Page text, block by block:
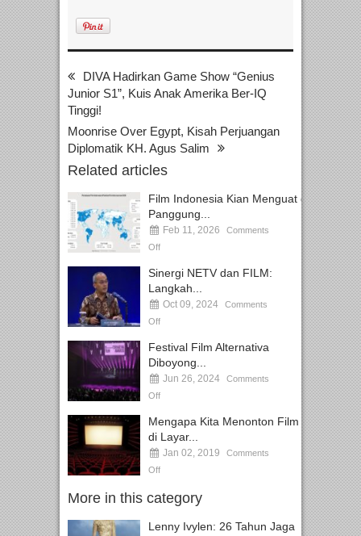
DIVA Hadirkan Game Show “Genius
Junior S1”, Kuis Anak Amerika Ber-IQ
Tinggi!
Moonrise Over Egypt, Kisah Perjuangan
Diplomatik KH. Agus Salim
Related articles
Film Indonesia Kian Menguat di
Panggung...
Feb 11, 2026
Comments
Off
Sinergi NETV dan FILM:
Langkah...
Oct 09, 2024
Comments
Off
Festival Film Alternativa
Diboyong...
Jun 26, 2024
Comments
Off
Mengapa Kita Menonton Film
di Layar...
Jan 02, 2019
Comments
Off
More in this category
Lenny Ivylen: 26 Tahun Jaga